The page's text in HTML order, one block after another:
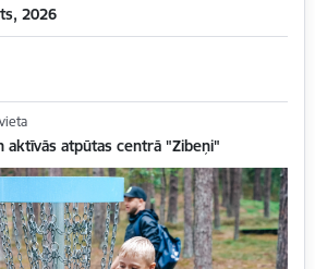
2026
aktīvās atpūtas centrā "Zibeņi"